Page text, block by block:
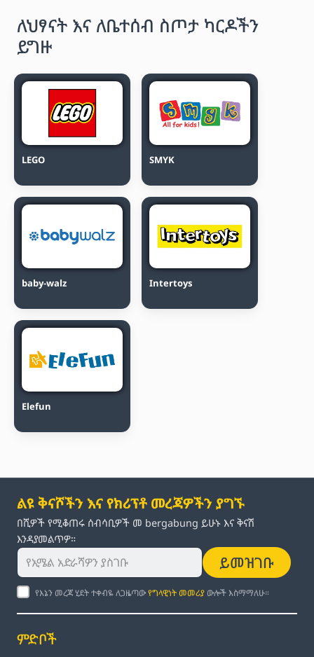
ለህፃናት እና ለቤተሰብ ስጦታ ካርዶችን
ይግዙ
LEGO SMYK
baby-walz Intertoys
Elefun
ልዩ ቅናሾችን እና የክሪፕቶ መረጃዎችን ያግኙ
በሺዎች የሚቆጠሩ ሰብሳቢዎች መ bergabung ይሁኑ እና ቅናሽ
እንዳያመልጥዎ።
ይመዝገቡ
የእኔን መረጃ ሂደት ተቀብዬ ለጋዜጣውየግላዊነት መመሪያ ውሎች እስማማለሁ።
ምድቦች